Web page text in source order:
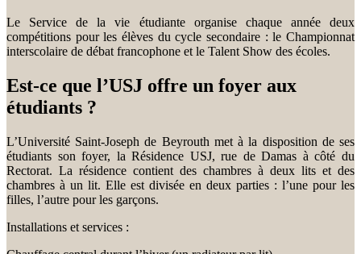
Le Service de la vie étudiante organise chaque année deux
compétitions pour les élèves du cycle secondaire : le Championnat
interscolaire de débat francophone et le Talent Show des écoles.
Est-ce que l’USJ offre un foyer aux
étudiants ?
L’Université Saint-Joseph de Beyrouth met à la disposition de ses
étudiants son foyer, la Résidence USJ, rue de Damas à côté du
Rectorat. La résidence contient des chambres à deux lits et des
chambres à un lit. Elle est divisée en deux parties : l’une pour les
filles, l’autre pour les garçons.
Installations et services :